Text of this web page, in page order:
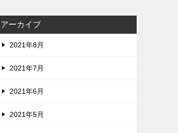
アーカイブ
2021年8月
2021年7月
2021年6月
2021年5月